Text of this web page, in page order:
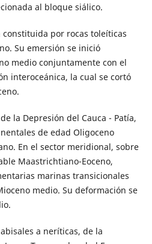
al bloque siálico.
constituida por rocas toleíticas
Su emersión se inició
medio conjuntamente con el
interoceánica, la cual se cortó
la Depresión del Cauca - Patía,
de edad Oligoceno
En el sector meridional, sobre
Maastrichtiano-Eoceno,
marinas transicionales
medio. Su deformación se
a neríticas, de la